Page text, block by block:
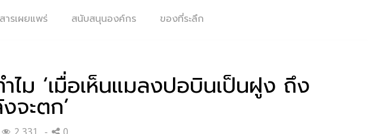
ารเผยแพร่ สนับสนุนองค์กร ของที่ระลึก
ม ‘เมื่อเห็นแมลงปอบินเป็นฝูง ถึง
จะตก’
2,331 0